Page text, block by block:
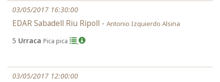
03/05/2017 16:30:00
EDAR Sabadell Riu Ripoll - Antonio Izquierdo Alsina
5 Urraca Pica pica
03/05/2017 12:00:00